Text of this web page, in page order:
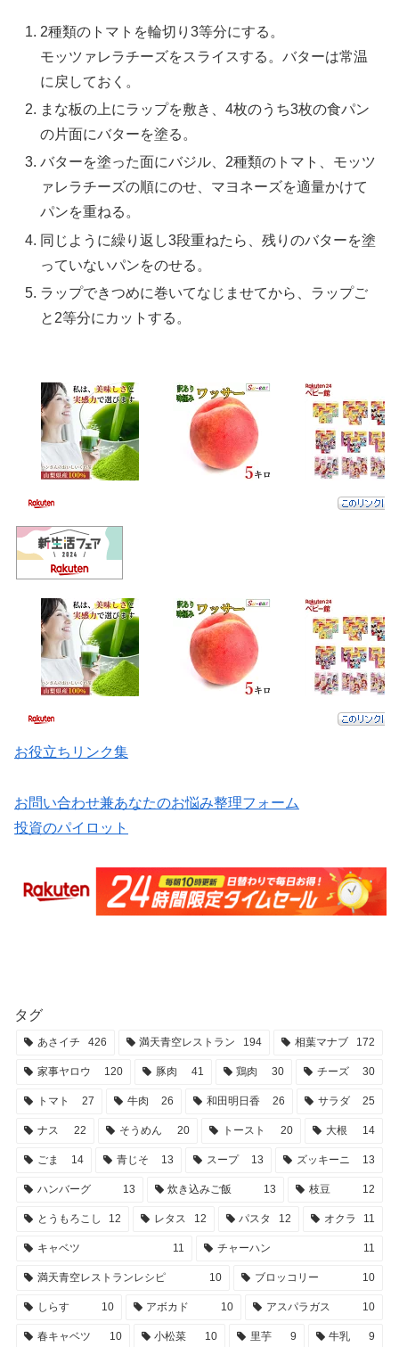
2種類のトマトを輪切り3等分にする。
モッツァレラチーズをスライスする。バターは常温
に戻しておく。
まな板の上にラップを敷き、4枚のうち3枚の食パン
の片面にバターを塗る。
バターを塗った面にバジル、2種類のトマト、モッツ
ァレラチーズの順にのせ、マヨネーズを適量かけて
パンを重ねる。
同じように繰り返し3段重ねたら、残りのバターを塗
っていないパンをのせる。
ラップできつめに巻いてなじませてから、ラップご
と2等分にカットする。
お役立ちリンク集
お問い合わせ兼あなたのお悩み整理フォーム
投資のパイロット
タグ
あさイチ 426 満天青空レストラン 194 相葉マナブ 172
家事ヤロウ 120 豚肉 41 鶏肉 30 チーズ 30
トマト 27 牛肉 26 和田明日香 26 サラダ 25
ナス 22 そうめん 20 トースト 20 大根 14
ごま 14 青じそ 13 スープ 13 ズッキーニ 13
ハンバーグ 13 炊き込みご飯 13 枝豆 12
とうもろこし 12 レタス 12 パスタ 12 オクラ 11
キャベツ 11 チャーハン 11
満天青空レストランレシピ 10 ブロッコリー 10
しらす 10 アボカド 10 アスパラガス 10
春キャベツ 10 小松菜 10 里芋 9 牛乳 9